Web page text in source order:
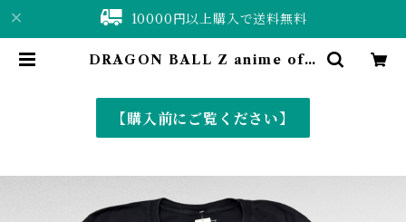
10000円以上購入で送料無料
DRAGON BALL Z anime offi
&vintage〉
【購入前にご覧ください】